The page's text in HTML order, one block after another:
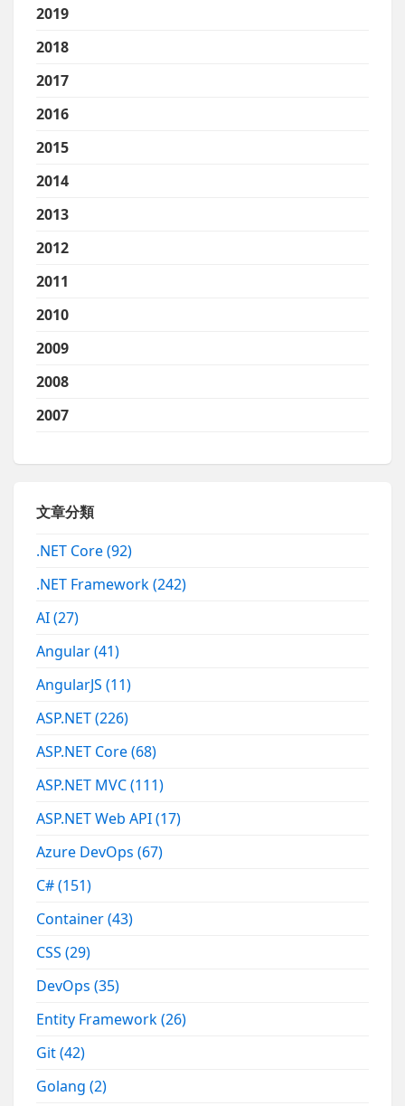
2019
2018
2017
2016
2015
2014
2013
2012
2011
2010
2009
2008
2007
文章分類
.NET Core(92)
.NET Framework(242)
AI(27)
Angular(41)
AngularJS(11)
ASP.NET(226)
ASP.NET Core(68)
ASP.NET MVC(111)
ASP.NET Web API(17)
Azure DevOps(67)
C#(151)
Container(43)
CSS(29)
DevOps(35)
Entity Framework(26)
Git(42)
Golang(2)